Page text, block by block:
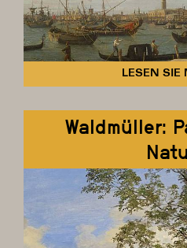
LESEN SIE
Waldmüller: